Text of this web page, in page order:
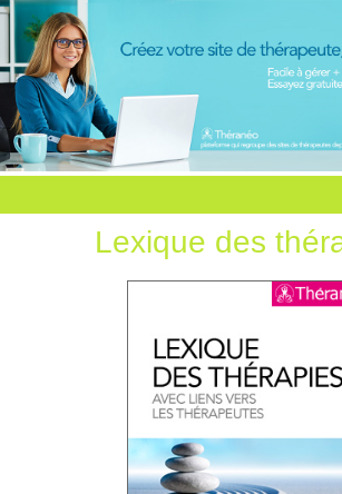
Lexique des